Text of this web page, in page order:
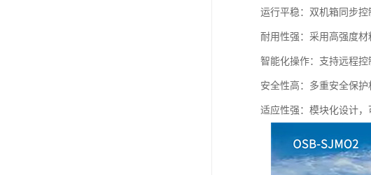
运行平稳：双机箱同步控
耐用性强：采用高强度材
智能化操作：支持远程控
安全性高：多重安全保护
适应性强：模块化设计，